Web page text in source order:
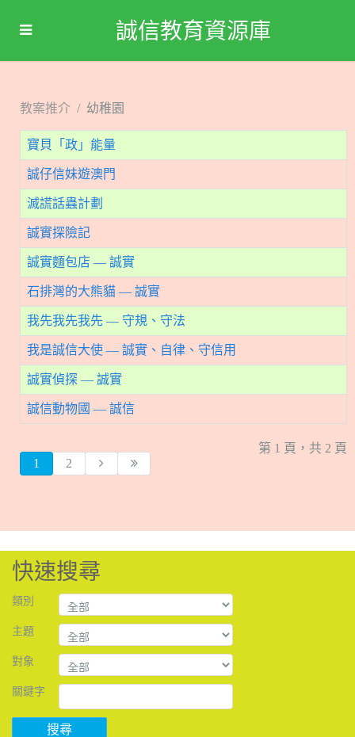
誠信教育資源庫
教案推介 幼稚園
寶貝「政」能量
誠仔信妹遊澳門
滅謊話蟲計劃
誠實探險記
誠實麵包店 — 誠實
石排灣的大熊貓 — 誠實
我先我先我先 — 守規、守法
我是誠信大使 — 誠實、自律、守信用
誠實偵探 — 誠實
誠信動物國 — 誠信
第 1 頁，共 2 頁
1
2
快速搜尋
類別
主題
對象
關鍵字
搜尋